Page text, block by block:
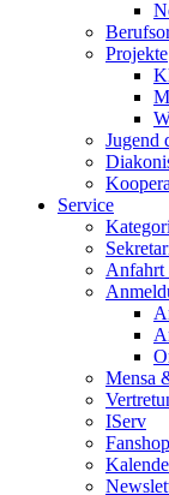
Projekte
Jugend
Service
Anfahrt
Mensa
IServ
Fanshop